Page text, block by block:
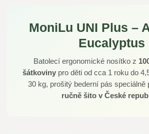
MoniLu UNI Plus –
Eucalyptus
Batolecí ergonomické nosítko z
šátkovinypro děti od cca 1 roku do
30 kg, prošitý bederní pás speciálně
ručně šito v České